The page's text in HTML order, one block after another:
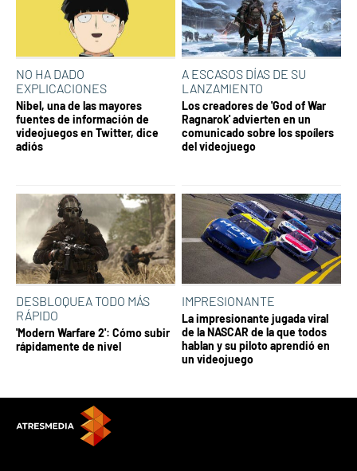
NO HA DADO
EXPLICACIONES
Nibel, una de las mayores
fuentes de información de
videojuegos en Twitter, dice
adiós
A ESCASOS DÍAS DE SU
LANZAMIENTO
Los creadores de 'God of War
Ragnarok' advierten en un
comunicado sobre los spoílers
del videojuego
DESBLOQUEA TODO MÁS
RÁPIDO
'Modern Warfare 2': Cómo subir
rápidamente de nivel
IMPRESIONANTE
La impresionante jugada viral
de la NASCAR de la que todos
hablan y su piloto aprendió en
un videojuego